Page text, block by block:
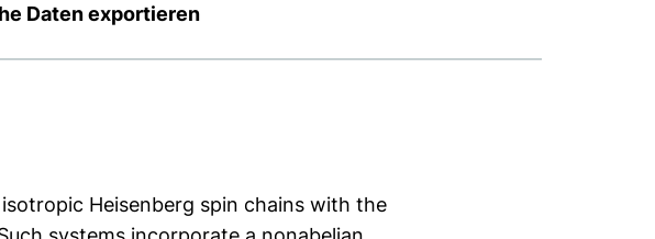
Daten exportieren
Heisenberg spin chains with the